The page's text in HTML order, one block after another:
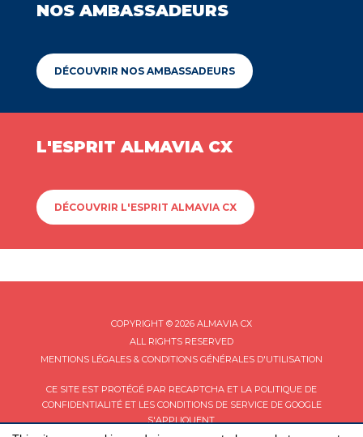
NOS AMBASSADEURS
DÉCOUVRIR NOS AMBASSADEURS
L'ESPRIT ALMAVIA CX
DÉCOUVRIR L'ESPRIT ALMAVIA CX
COPYRIGHT © 2026 ALMAVIA CX
ALL RIGHTS RESERVED
MENTIONS LÉGALES & CONDITIONS GÉNÉRALES D'UTILISATION
CE SITE EST PROTÉGÉ PAR RECAPTCHA ET LA POLITIQUE DE
CONFIDENTIALITÉET LES CONDITIONS DE SERVICEDE GOOGLE
S'APPLIQUENT.